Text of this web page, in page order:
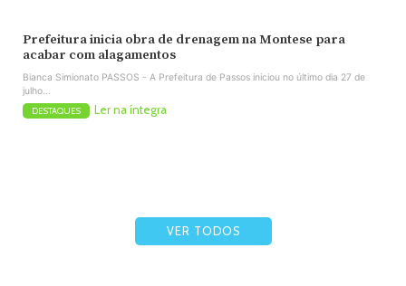
Prefeitura inicia obra de drenagem na Montese para
acabar com alagamentos
Bianca Simionato PASSOS - A Prefeitura de Passos iniciou no último dia 27 de
julho...
DESTAQUES Ler na íntegra
VER TODOS